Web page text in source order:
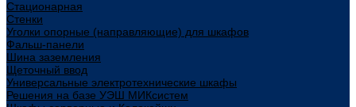
Стационарная
Стенки
Уголки опорные (направляющие) для шкафов
Фальш-панели
Шина заземления
Щеточный ввод
Универсальные электротехнические шкафы
Решения на базе УЭШ МИКсистем